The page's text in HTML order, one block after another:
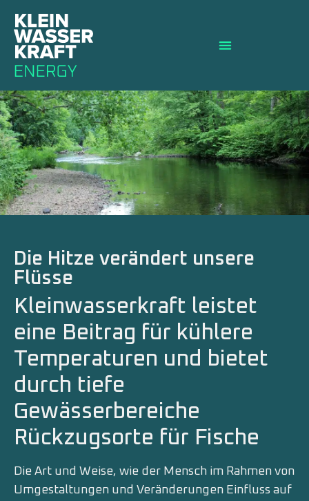
Die Hitze verändert unsere
Flüsse
Kleinwasserkraft leistet
eine Beitrag für kühlere
Temperaturen und bietet
durch tiefe
Gewässerbereiche
Rückzugsorte für Fische
Die Art und Weise, wie der Mensch im Rahmen von
Umgestaltungen und Veränderungen Einfluss auf